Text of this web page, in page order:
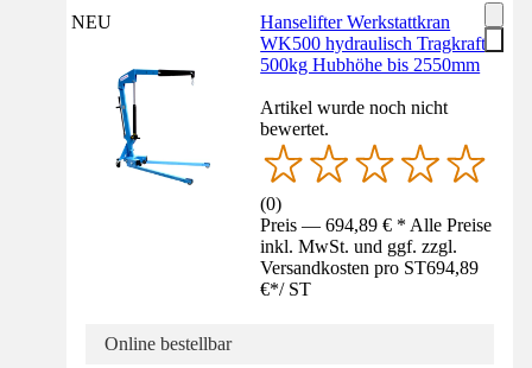
NEU
Hanselifter Werkstattkran
WK500 hydraulisch Tragkraft
500kg Hubhöhe bis 2550mm
Artikel wurde noch nicht
bewertet.
(0)
Preis — 694,89 € * Alle Preise
inkl. MwSt. und ggf. zzgl.
Versandkosten pro ST694,89
€*/ ST
Online bestellbar